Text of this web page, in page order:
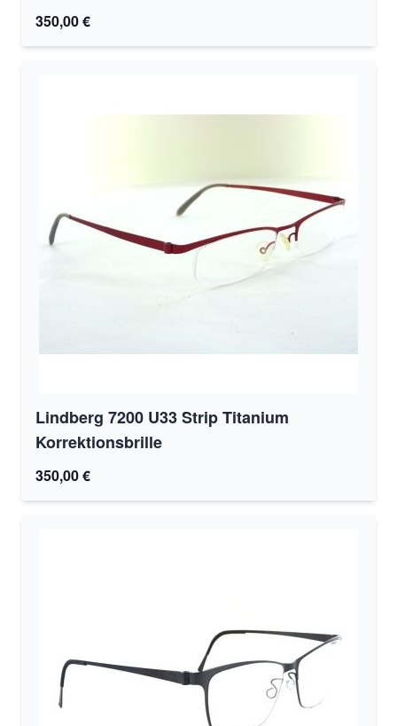
350,00 €
Lindberg 7200 U33 Strip Titanium
Korrektionsbrille
350,00 €